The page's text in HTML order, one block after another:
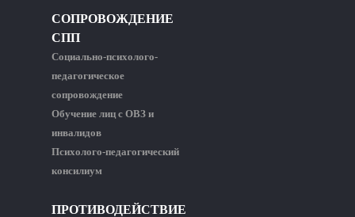
СОПРОВОЖДЕНИЕ
СПП
Социально-психолого-
педагогическое
сопровождение
Обучение лиц с ОВЗ и
инвалидов
Психолого-педагогический
консилиум
ПРОТИВОДЕЙСТВИЕ